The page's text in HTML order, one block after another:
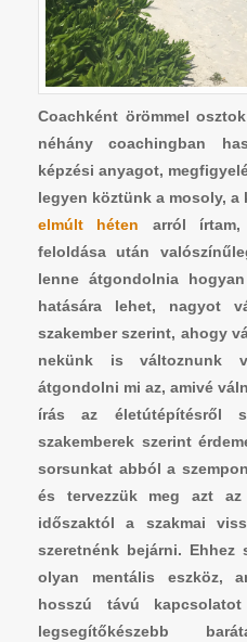
Coachként örömmel
néhány coachingban
képzési anyagot,
legyen köztünk a mosoly, a
elmúlt héten arról
feloldása után
lenne átgondolnia
hatására lehet, nagyot
szakember szerint, ahogy
nekünk is változnunk
átgondolni mi az, amivé
írás az
szakemberek szerint
sorsunkat abból a
és tervezzük meg azt
időszaktól a szakmai
szeretnénk bejárni. Ehhez
olyan mentális eszköz,
hosszú távú
legsegítőkészebb